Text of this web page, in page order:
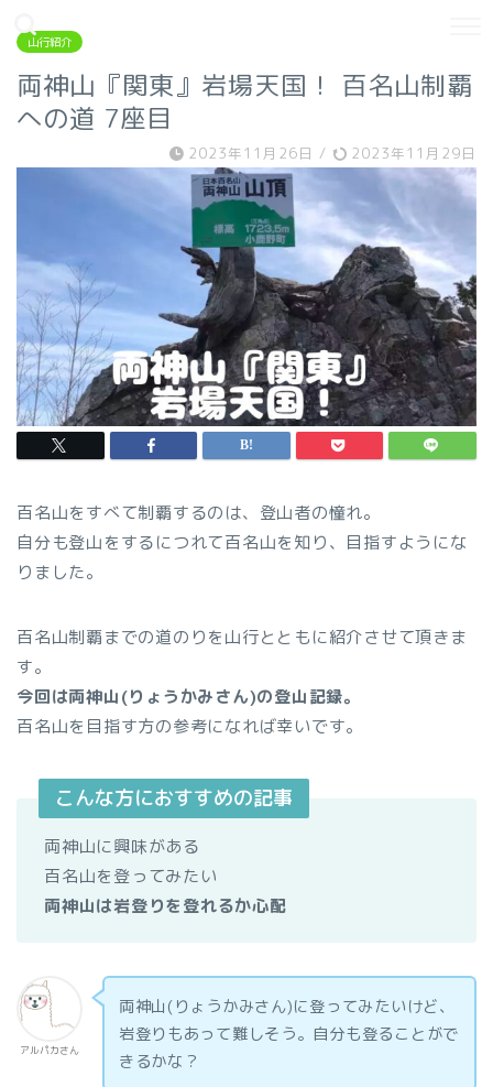
山行紹介
両神山『関東』岩場天国！ 百名山制覇
への道 7座目
2023年11月26日 / 2023年11月29日
百名山をすべて制覇するのは、登山者の憧れ。
自分も登山をするにつれて百名山を知り、目指すようにな
りました。
百名山制覇までの道のりを山行とともに紹介させて頂きま
す。
今回は両神山(りょうかみさん)の登山記録。
百名山を目指す方の参考になれば幸いです。
こんな方におすすめの記事
両神山に興味がある
百名山を登ってみたい
両神山は岩登りを登れるか心配
アルパカさん
両神山(りょうかみさん)に登ってみたいけど、
岩登りもあって難しそう。自分も登ることがで
きるかな？